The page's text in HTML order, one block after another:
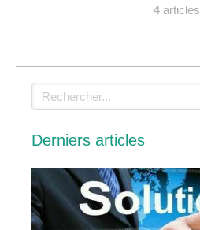
4 articles
Rechercher
Derniers articles